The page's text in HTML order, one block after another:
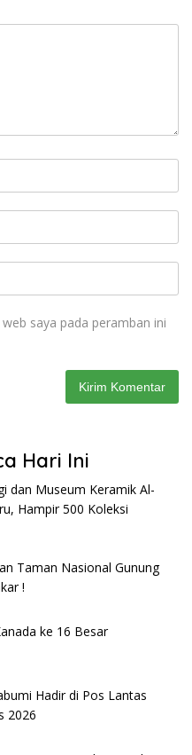
saya pada peramban ini
Hari Ini
dan Museum Keramik Al-
Hampir 500 Koleksi
Taman Nasional Gunung
!
ke 16 Besar
Hadir di Pos Lantas
2026